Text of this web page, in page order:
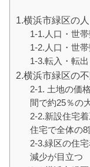
1.横浜市緑区の
1-1.人口・世
1-2.人口・世
1-3.転入・転出
2.横浜市緑区の
2-1. 土地の価
間で約25％の
2-2.新設住宅
住宅で全体の8
2-3.緑区の住
減少が目立つ